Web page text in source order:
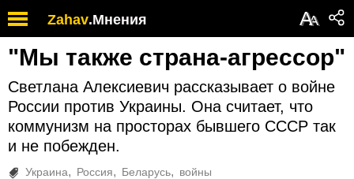
Zahav.Мнения АА
"Мы также страна-агрессор"
Светлана Алексиевич рассказывает о войне
России против Украины. Она считает, что
коммунизм на просторах бывшего СССР так
и не побежден.
Украина Россия Беларусь войны